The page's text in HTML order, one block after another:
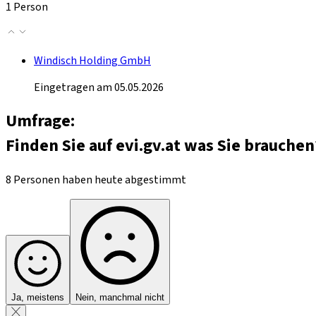
1 Person
Windisch Holding GmbH
Eingetragen am 05.05.2026
Umfrage:
Finden Sie auf evi.gv.at was Sie
8 Personen haben heute abgestimmt
Ja, meistens Nein, manchmal nicht